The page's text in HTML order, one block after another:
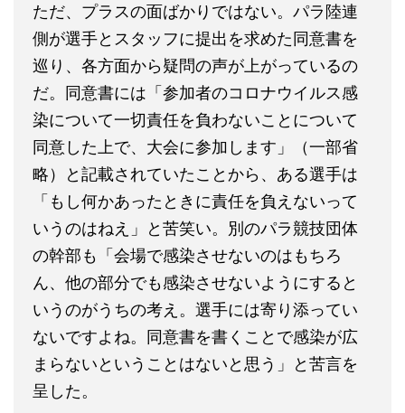
ただ、プラスの面ばかりではない。パラ陸連
側が選手とスタッフに提出を求めた同意書を
巡り、各方面から疑問の声が上がっているの
だ。同意書には「参加者のコロナウイルス感
染について一切責任を負わないことについて
同意した上で、大会に参加します」（一部省
略）と記載されていたことから、ある選手は
「もし何かあったときに責任を負えないって
いうのはねえ」と苦笑い。別のパラ競技団体
の幹部も「会場で感染させないのはもちろ
ん、他の部分でも感染させないようにすると
いうのがうちの考え。選手には寄り添ってい
ないですよね。同意書を書くことで感染が広
まらないということはないと思う」と苦言を
呈した。